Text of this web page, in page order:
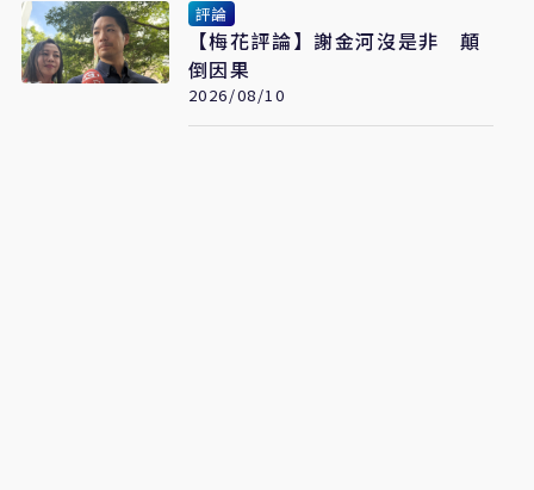
評論
【梅花評論】謝金河沒是非 顛
倒因果
2026/08/10